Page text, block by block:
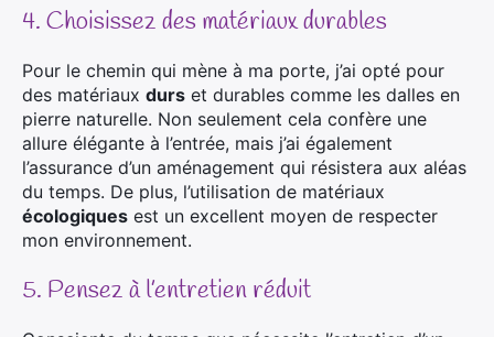
4. Choisissez des matériaux durables
Pour le chemin qui mène à ma porte, j’ai opté pour
des matériaux durs et durables comme les dalles en
pierre naturelle. Non seulement cela confère une
allure élégante à l’entrée, mais j’ai également
l’assurance d’un aménagement qui résistera aux aléas
du temps. De plus, l’utilisation de matériaux
écologiques est un excellent moyen de respecter
mon environnement.
5. Pensez à l’entretien réduit